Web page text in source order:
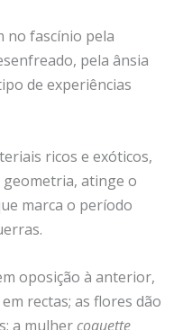
no fascínio pela
pela ânsia
de experiências
ricos e exóticos,
atinge o
marca o período
oposição à anterior,
rectas; as flores dão
a mulher coquette